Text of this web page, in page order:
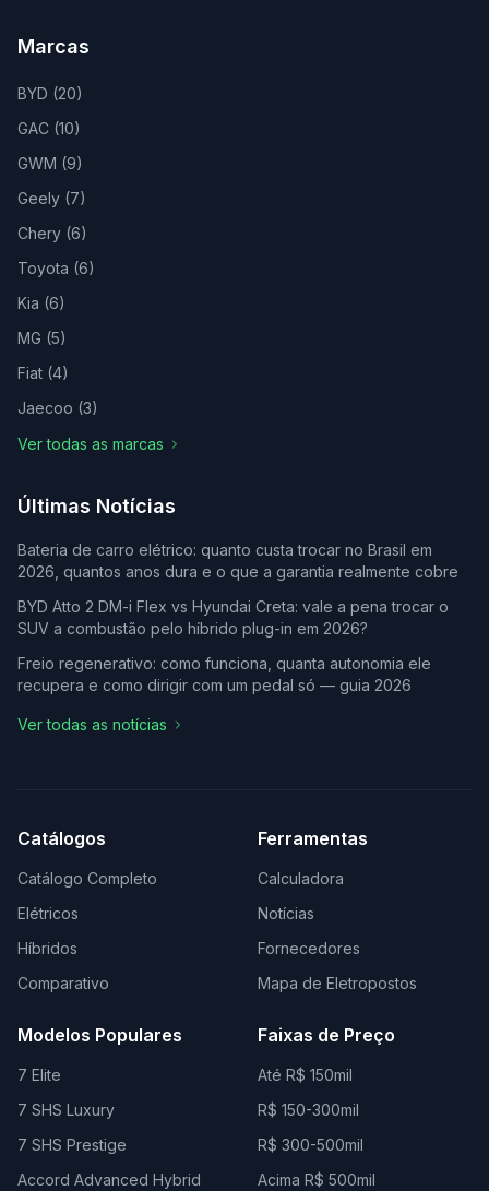
Marcas
BYD (20)
GAC (10)
GWM (9)
Geely (7)
Chery (6)
Toyota (6)
Kia (6)
MG (5)
Fiat (4)
Jaecoo (3)
Ver todas as marcas
Últimas Notícias
Bateria de carro elétrico: quanto custa trocar no Brasil em
2026, quantos anos dura e o que a garantia realmente cobre
BYD Atto 2 DM-i Flex vs Hyundai Creta: vale a pena trocar o
SUV a combustão pelo híbrido plug-in em 2026?
Freio regenerativo: como funciona, quanta autonomia ele
recupera e como dirigir com um pedal só — guia 2026
Ver todas as notícias
Catálogos
Catálogo Completo
Elétricos
Híbridos
Comparativo
Ferramentas
Calculadora
Notícias
Fornecedores
Mapa de Eletropostos
Modelos Populares
7 Elite
7 SHS Luxury
7 SHS Prestige
Accord Advanced Hybrid
Faixas de Preço
Até R$ 150mil
R$ 150-300mil
R$ 300-500mil
Acima R$ 500mil